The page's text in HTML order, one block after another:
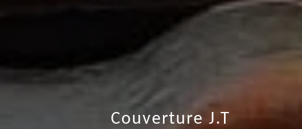
Couverture J.T